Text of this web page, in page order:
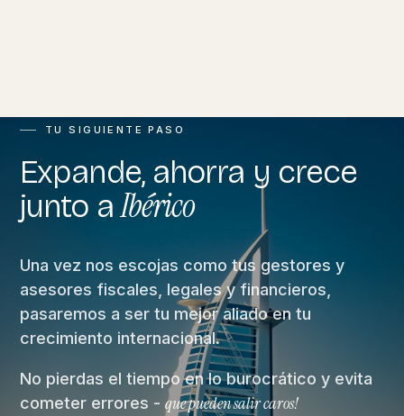
TU SIGUIENTE PASO
Expande, ahorra y crece
junto aIbérico
Una vez nos escojas como tus gestores y
asesores fiscales, legales y financieros,
pasaremos a ser tu mejor aliado en tu
crecimiento internacional.
No pierdas el tiempo en lo burocrático y evita
cometer errores - que pueden salir caros!